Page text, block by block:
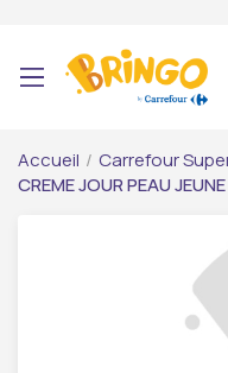
Accueil / Carrefour
CREME JOUR PEAU